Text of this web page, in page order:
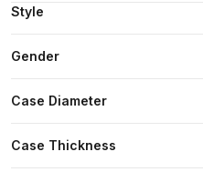
Style
Gender
Case Diameter
Case Thickness